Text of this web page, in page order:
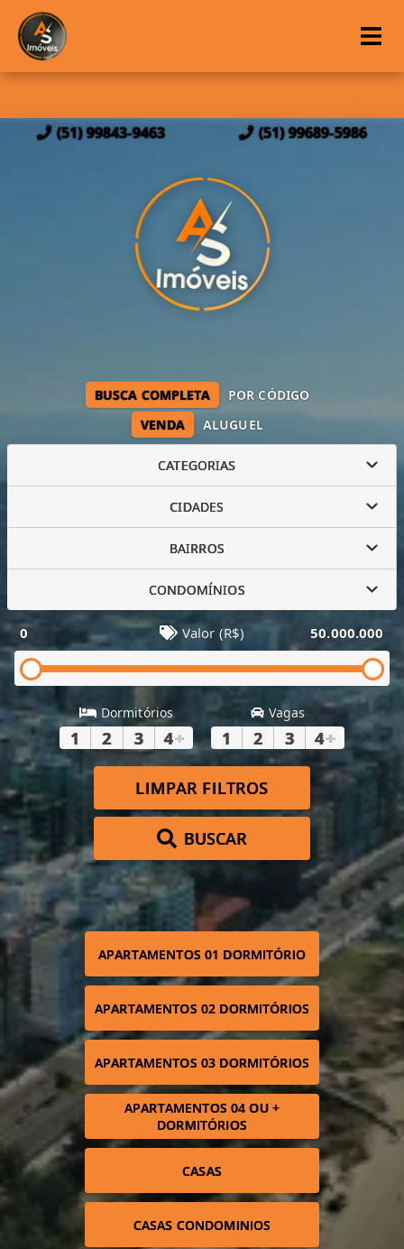
(51) 99843-9463 (51) 99689-5986
VENDA ALUGUEL
BUSCA COMPLETA POR CÓDIGO
CATEGORIAS
CIDADES
BAIRROS
CONDOMÍNIOS
0 Valor (R$) 50.000.000
Dormitórios
1 2 3 4+
Vagas
1 2 3 4+
LIMPAR FILTROS
BUSCAR
APARTAMENTOS 01 DORMITÓRIO
APARTAMENTOS 02 DORMITÓRIOS
APARTAMENTOS 03 DORMITÓRIOS
APARTAMENTOS 04 OU +
DORMITÓRIOS
CASAS
CASAS CONDOMINIOS